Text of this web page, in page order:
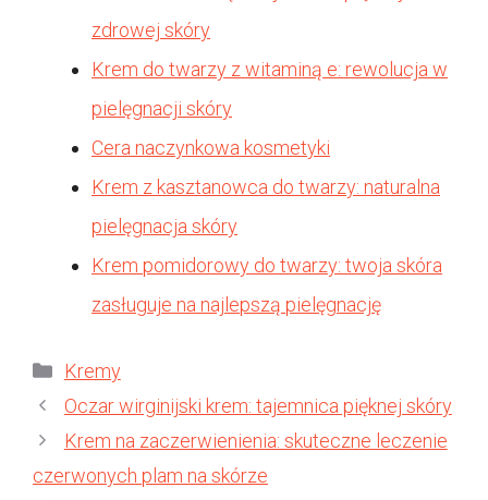
zdrowej skóry
Krem do twarzy z witaminą e: rewolucja w
pielęgnacji skóry
Cera naczynkowa kosmetyki
Krem z kasztanowca do twarzy: naturalna
pielęgnacja skóry
Krem pomidorowy do twarzy: twoja skóra
zasługuje na najlepszą pielęgnację
Kategorie
Kremy
Oczar wirginijski krem: tajemnica pięknej skóry
Krem na zaczerwienienia: skuteczne leczenie
czerwonych plam na skórze